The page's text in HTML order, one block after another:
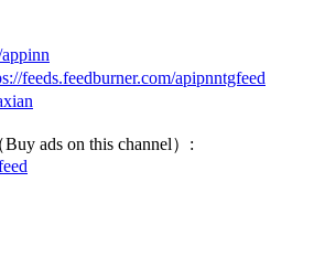
feeds.feedburner.com/apipnntgfeed
ads on this channel）: